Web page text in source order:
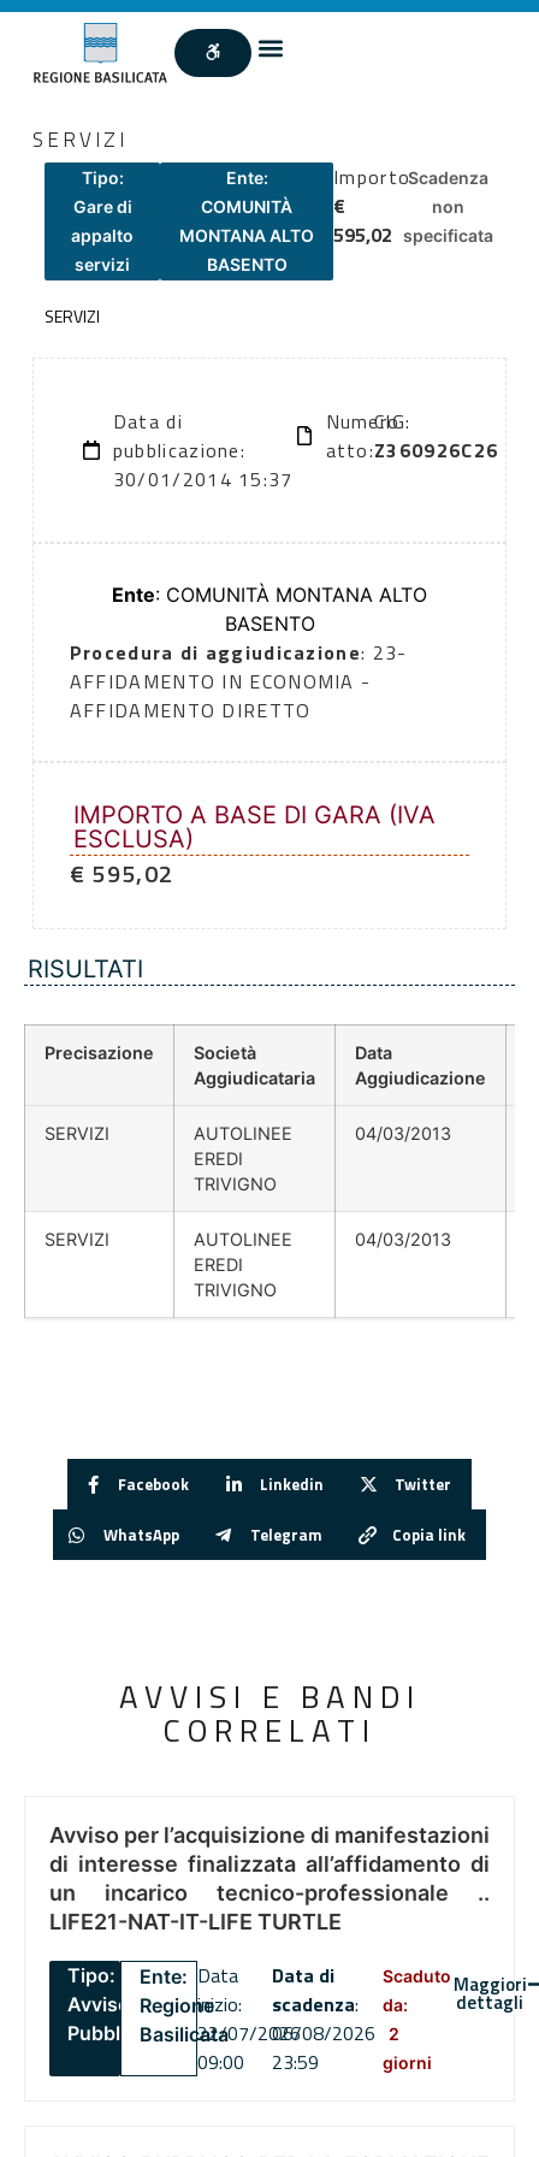
SERVIZI
Tipo:
Gare di
appalto
servizi
Ente:
COMUNITÀ
MONTANA ALTO
BASENTO
Importo
€
595,02
Scadenza
non
specificata
SERVIZI
Data di
pubblicazione:
30/01/2014 15:37
Numero
atto:
CIG:
Z360926C26
Ente: COMUNITÀ MONTANA ALTO
BASENTO
Procedura di aggiudicazione: 23-
AFFIDAMENTO IN ECONOMIA -
AFFIDAMENTO DIRETTO
IMPORTO A BASE DI GARA (IVA
ESCLUSA)
€ 595,02
RISULTATI
Precisazione
Società
Aggiudicataria
Data
Aggiudicazione
SERVIZI
AUTOLINEE
EREDI
TRIVIGNO
04/03/2013
SERVIZI
AUTOLINEE
EREDI
TRIVIGNO
04/03/2013
Facebook Linkedin Twitter
WhatsApp Telegram Copia link
AVVISI E BANDI
CORRELATI
Avviso per l’acquisizione di manifestazioni
di interesse finalizzata all’affidamento di
un incarico tecnico-professionale ..
LIFE21-NAT-IT-LIFE TURTLE
Tipo:
Avviso
Pubblico
Ente:
Regione
Basilicata
Data
inizio:
22/07/2026
09:00
Data di
scadenza:
06/08/2026
23:59
Scaduto
da:
2
giorni
Maggiori
dettagli